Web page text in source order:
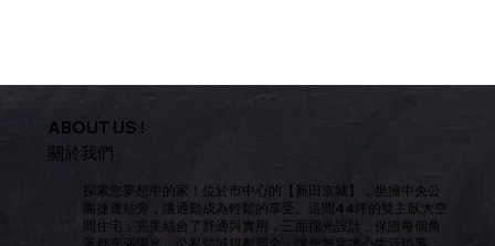
ABOUT US !
關於我們
探索您夢想中的家！位於市中心的【新田京城】，坐擁中央公
園捷運站旁，讓通勤成為輕鬆的享受。這間44坪的雙主臥大空
間住宅，完美結合了舒適與實用，三面採光設計，保證每個角